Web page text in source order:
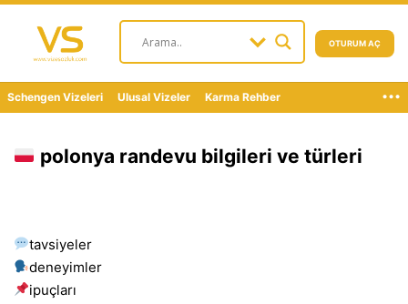
OTURUM AÇ
Schengen Vizeleri Ulusal Vizeler Karma Rehber ...
polonya randevu bilgileri ve türleri
tavsiyeler
deneyimler
i̇puçları